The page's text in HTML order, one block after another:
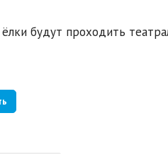
будут проходить